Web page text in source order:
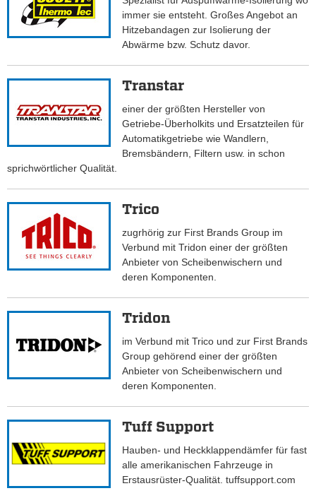
immer sie entsteht. Großes Angebot an
Hitzebandagen zur Isolierung der
Abwärme bzw. Schutz davor.
Transtar
einer der größten Hersteller von
Getriebe-Überholkits und Ersatzteilen für
Automatikgetriebe wie Wandlern,
Bremsbändern, Filtern usw. in schon
sprichwörtlicher Qualität.
Trico
zugrhörig zur First Brands Group im
Verbund mit Tridon einer der größten
Anbieter von Scheibenwischern und
deren Komponenten.
Tridon
im Verbund mit Trico und zur First Brands
Group gehörend einer der größten
Anbieter von Scheibenwischern und
deren Komponenten.
Tuff Support
Hauben- und Heckklappendämfer für fast
alle amerikanischen Fahrzeuge in
Erstausrüster-Qualität. tuffsupport.com